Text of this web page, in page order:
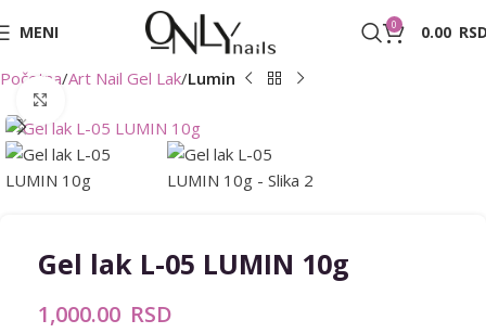
MENI 0 0.00
Početna Art Nail Gel Lak Lumin
Gel lak L-05 LUMIN 10g
1,000.00 RSD